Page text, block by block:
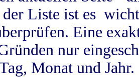
Liste ist es
Eine
nur
Monat und Jahr.